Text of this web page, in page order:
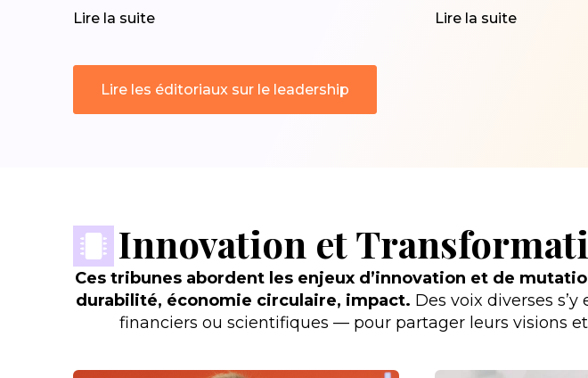
Lire la suite Lire la suite
Lire les éditoriaux sur le leadership
Innovation et
Ces tribunes abordent les enjeux d’innovation et de
durabilité, économie circulaire, impact. Des voix diverses
financiers ou scientifiques — pour partager leurs visions